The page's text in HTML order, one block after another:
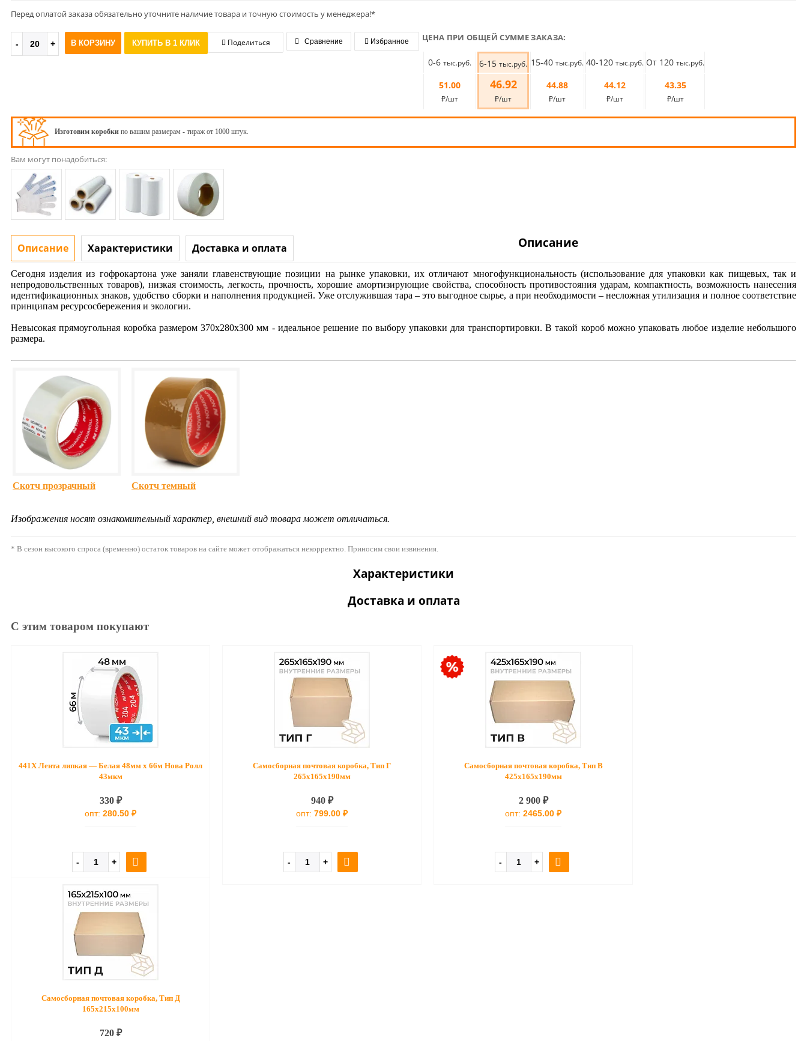
Перед оплатой заказа обязательно уточните наличие товара и точную стоимость у менеджера!*
В КОРЗИНУ КУПИТЬ В 1 КЛИК Поделиться Сравнение Избранное ЦЕНА ПРИ ОБЩЕЙ СУММЕ ЗАКАЗА:
0-6 тыс.руб. 6-15 тыс.руб. 15-40 тыс.руб. 40-120 тыс.руб. От 120 тыс.руб.
51.00
₽/шт
46.92
₽/шт
44.88
₽/шт
44.12
₽/шт
43.35
₽/шт
Изготовим коробки по вашим размерам - тираж от 1000 штук.
Вам могут понадобиться:
Описание Характеристики Доставка и оплата Описание
Сегодня изделия из гофрокартона уже заняли главенствующие позиции на рынке упаковки, их отличают многофункциональность (использование для упаковки как пищевых, так и
непродовольственных товаров), низкая стоимость, легкость, прочность, хорошие амортизирующие свойства, способность противостояния ударам, компактность, возможность нанесения
идентификационных знаков, удобство сборки и наполнения продукцией. Уже отслужившая тара – это выгодное сырье, а при необходимости – несложная утилизация и полное соответствие
принципам ресурсосбережения и экологии.
Невысокая прямоугольная коробка размером 370х280х300 мм - идеальное решение по выбору упаковки для транспортировки. В такой короб можно упаковать любое изделие небольшого
размера.
Скотч прозрачный Скотч темный
Изображения носят ознакомительный характер, внешний вид товара может отличаться.
* В сезон высокого спроса (временно) остаток товаров на сайте может отображаться некорректно. Приносим свои извинения.
Характеристики
Доставка и оплата
С этим товаром покупают
441Х Лента липкая — Белая 48мм х 66м Нова Ролл
43мкм
330 ₽
опт: 280.50 ₽
Самосборная почтовая коробка, Тип Г
265x165x190мм
940 ₽
опт: 799.00 ₽
Самосборная почтовая коробка, Тип В
425x165x190мм
2 900 ₽
опт: 2465.00 ₽
Самосборная почтовая коробка, Тип Д
165x215x100мм
720 ₽